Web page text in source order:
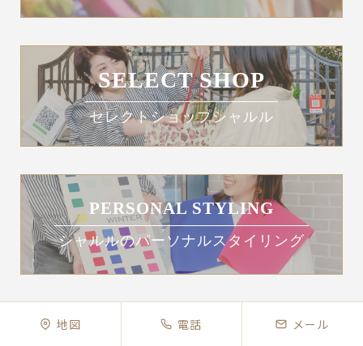
SELECT SHOP
セレクトショップシャルル
PERSONAL STYLING
シャルルのパーソナルスタイリング
地図 電話 メール